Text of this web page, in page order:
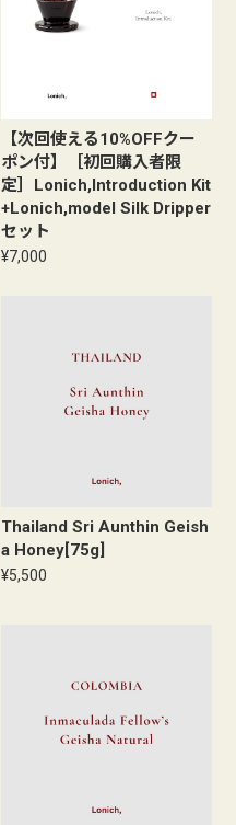
【次回使える10%OFFクー
ポン付】［初回購入者限
定］Lonich,Introduction Kit
+Lonich,model Silk Dripper
セット
¥7,000
Thailand Sri Aunthin Geish
a Honey[75g]
¥5,500